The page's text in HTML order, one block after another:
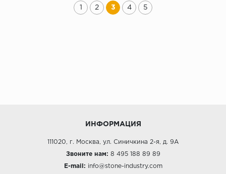
1 2 3 4 5
ИНФОРМАЦИЯ
111020, г. Москва, ул. Синичкина 2-я, д. 9А
Звоните нам: 8 495 188 89 89
E-mail: info@stone-industry.com